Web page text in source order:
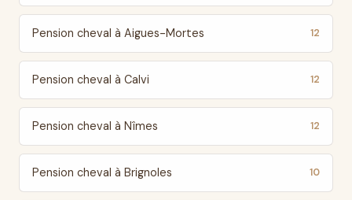
Pension cheval à Aigues-Mortes 12
Pension cheval à Calvi 12
Pension cheval à Nîmes 12
Pension cheval à Brignoles 10